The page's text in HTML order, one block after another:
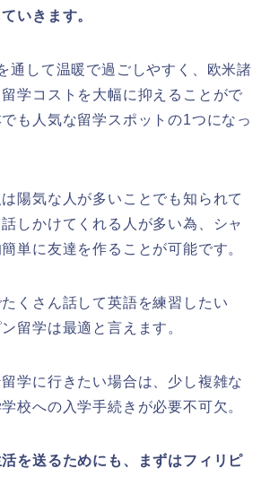
いきます。
通して温暖で過ごしやすく、欧米諸
学コストを大幅に抑えることがで
も人気な留学スポットの1つになっ
陽気な人が多いことでも知られて
しかけてくれる人が多い為、シャ
単に友達を作ることが可能です。
くさん話して英語を練習したい
留学は最適と言えます。
学に行きたい場合は、少し複雑な
校への入学手続きが必要不可欠。
を送るためにも、まずはフィリピ